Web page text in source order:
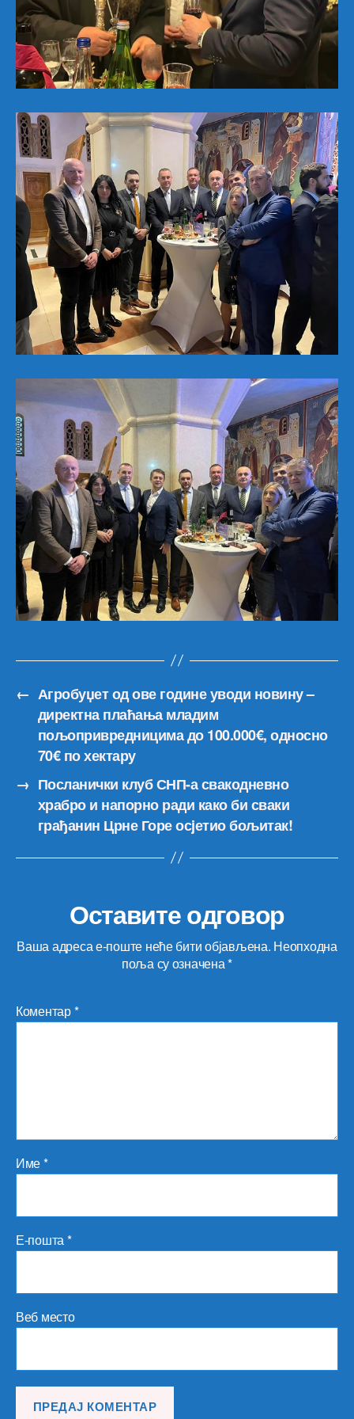
← Агробуџет од ове године уводи новину –
директна плаћања младим
пољопривредницима до 100.000€, односно
70€ по хектару
→ Посланички клуб СНП-а свакодневно
храбро и напорно ради како би сваки
грађанин Црне Горе осjетио бољитак!
Оставите одговор
Ваша адреса е-поште неће бити објављена. Неопходна
поља су означена*
Коментар*
Име*
Е-пошта*
Веб место